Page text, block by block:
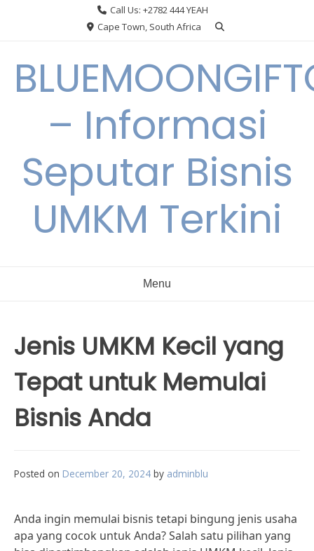
Call Us: +2782 444 YEAH
Cape Town, South Africa
– Informasi
Seputar Bisnis
UMKM Terkini
Menu
Jenis UMKM Kecil yang
Tepat untuk Memulai
Bisnis Anda
Posted on December 20, 2024 by adminblu
Anda ingin memulai bisnis tetapi bingung jenis usaha
apa yang cocok untuk Anda? Salah satu pilihan yang